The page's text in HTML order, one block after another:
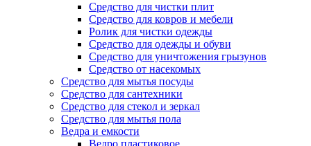
Средство для чистки плит
Средство для ковров и мебели
Ролик для чистки одежды
Средство для одежды и обуви
Средство для уничтожения грызунов
Средство от насекомых
Средство для мытья посуды
Средство для сантехники
Средство для стекол и зеркал
Средство для мытья пола
Ведра и емкости
Ведро пластиковое